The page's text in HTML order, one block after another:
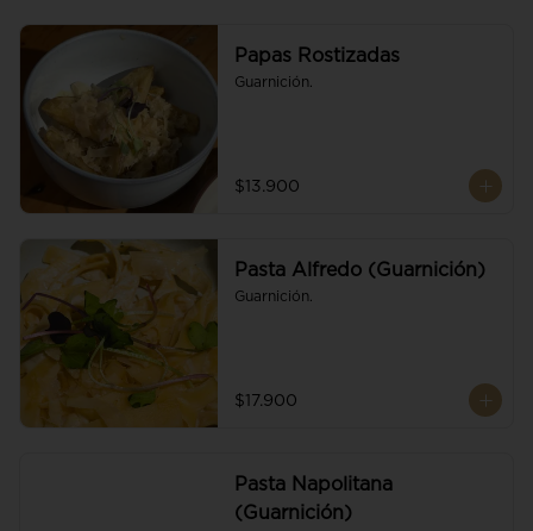
Papas Rostizadas
Guarnición.
$13.900
Pasta Alfredo (Guarnición)
Guarnición.
$17.900
Pasta Napolitana
(Guarnición)